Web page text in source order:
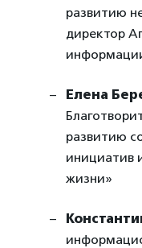
развитию
директор
Елена
развитию
инициатив
жизни»